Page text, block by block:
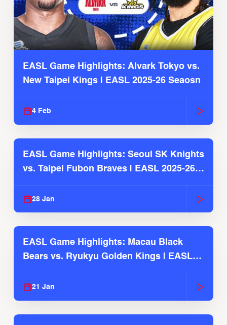
EASL Game Highlights: Alvark Tokyo vs.
New Taipei Kings | EASL 2025-26 Seaosn
4 Feb
EASL Game Highlights: Seoul SK Knights
vs. Taipei Fubon Braves | EASL 2025-26
28 Jan
EASL Game Highlights: Macau Black
Bears vs. Ryukyu Golden Kings | EASL
21 Jan